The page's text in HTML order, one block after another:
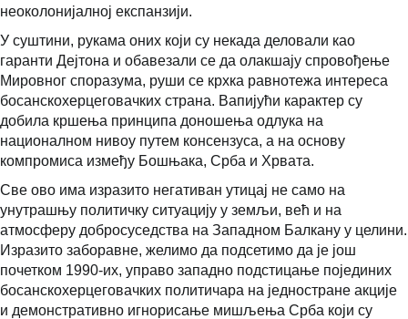
неоколонијалној експанзији.
У суштини, рукама оних који су некада деловали као
гаранти Дејтона и обавезали се да олакшају спровођење
Мировног споразума, руши се крхка равнотежа интереса
босанскохерцеговачких страна. Вапијући карактер су
добила кршења принципа доношења одлука на
националном нивоу путем консензуса, а на основу
компромиса између Бошњака, Срба и Хрвата.
Све ово има изразито негативан утицај не само на
унутрашњу политичку ситуацију у земљи, већ и на
атмосферу добросуседства на Западном Балкану у целини.
Изразито заборавне, желимо да подсетимо да је још
почетком 1990-их, управо западно подстицање појединих
босанскохерцеговачких политичара на једностране акције
и демонстративно игнорисање мишљења Срба који су